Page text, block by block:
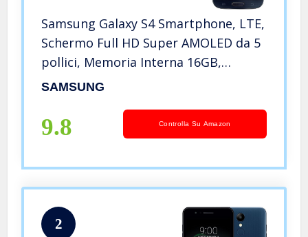
Samsung Galaxy S4 Smartphone, LTE,
Schermo Full HD Super AMOLED da 5
pollici, Memoria Interna 16GB,
Fotocamera 13 Mpixel, Android 4.2.2,
[Germania]
SAMSUNG
9.8 Controlla Su Amazon
2